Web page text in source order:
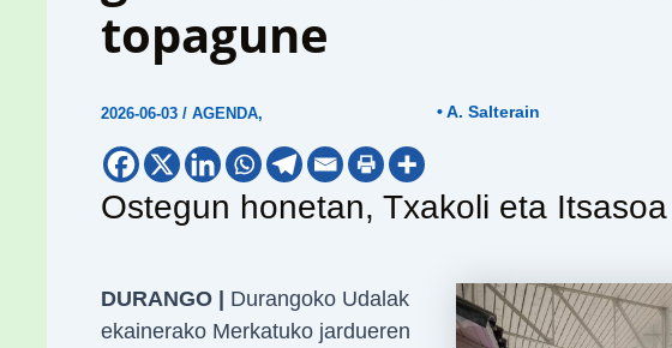
topagune
2026-06-03 / AGENDA, • A. Salterain
Ostegun honetan, Txakoli eta
DURANGO |
Durangoko Udalak
ekainerako Merkatuko jardueren